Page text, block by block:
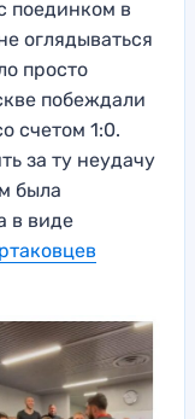
поединком в
оглядываться
просто
побеждали
счетом 1:0.
за ту неудачу
была
в виде